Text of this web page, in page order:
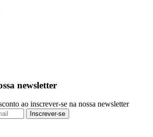
newsletter
ao inscrever-se na nossa newsletter
Inscrever-se